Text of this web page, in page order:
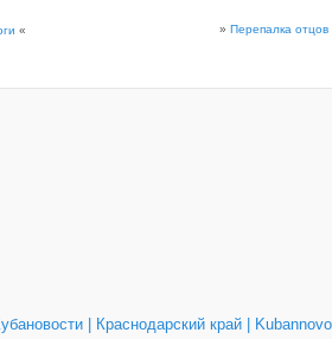
« » Перепалка отцов
| Краснодарский край |